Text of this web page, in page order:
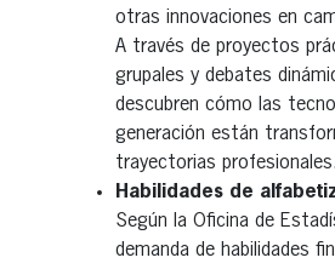
otras innovaciones en
A través de proyectos
grupales y debates
descubren cómo las
generación están
trayectorias profesionales.
Habilidades de
Según la Oficina de
demanda de habilidades